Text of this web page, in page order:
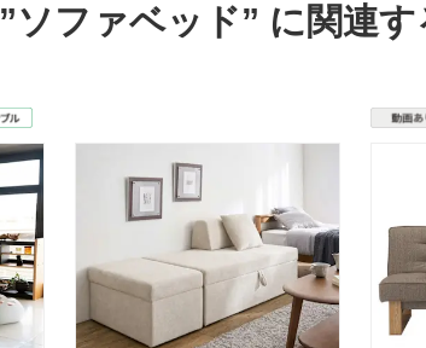
”ソファベッド” に関連